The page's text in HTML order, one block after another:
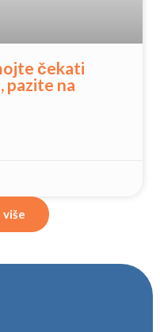
čekati
pazite na